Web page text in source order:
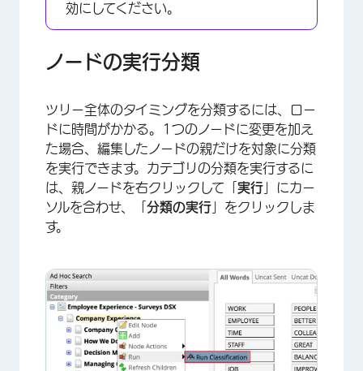
×
効にしてください。
ノードの実行分類
ツリー全体のタイミングを分類するには、ロー
ドに時間がかかる。1つのノードに変更を加え
た場合、編集したノードの親だけを対象に分類
を実行できます。カテゴリの分類を実行するに
は、親ノードを右クリックして「 実行 」にカー
ソルを合わせ、「 分類の実行 」をクリックしま
す。